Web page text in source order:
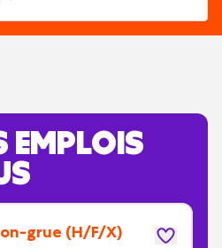
EMPLOIS
grue (H/F/X)